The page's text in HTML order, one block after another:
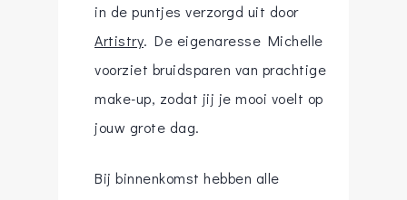
in de puntjes verzorgd uit door
Artistry. De eigenaresse Michelle
voorziet bruidsparen van prachtige
make-up, zodat jij je mooi voelt op
jouw grote dag.
Bij binnenkomst hebben alle